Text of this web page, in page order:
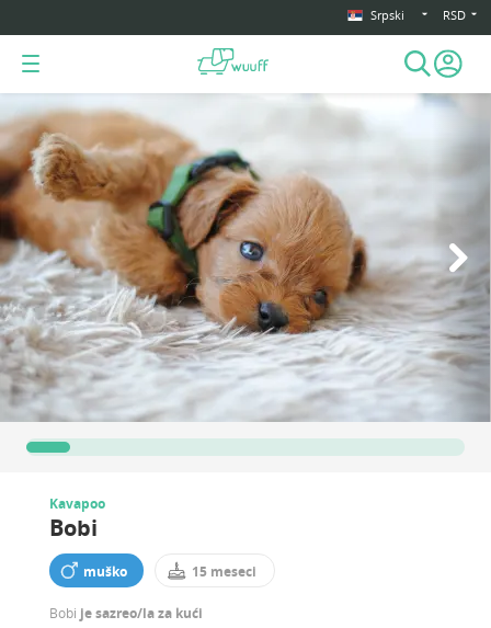
Srpski RSD
Kavapoo
Bobi
muško 15 meseci
Bobi je sazreo/la za kući